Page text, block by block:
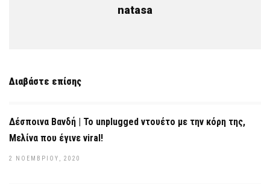
natasa
Διαβάστε επίσης
Δέσποινα Βανδή | To unplugged ντουέτο με την κόρη της,
Μελίνα που έγινε viral!
2 ΝΟΕΜΒΡΊΟΥ, 2020